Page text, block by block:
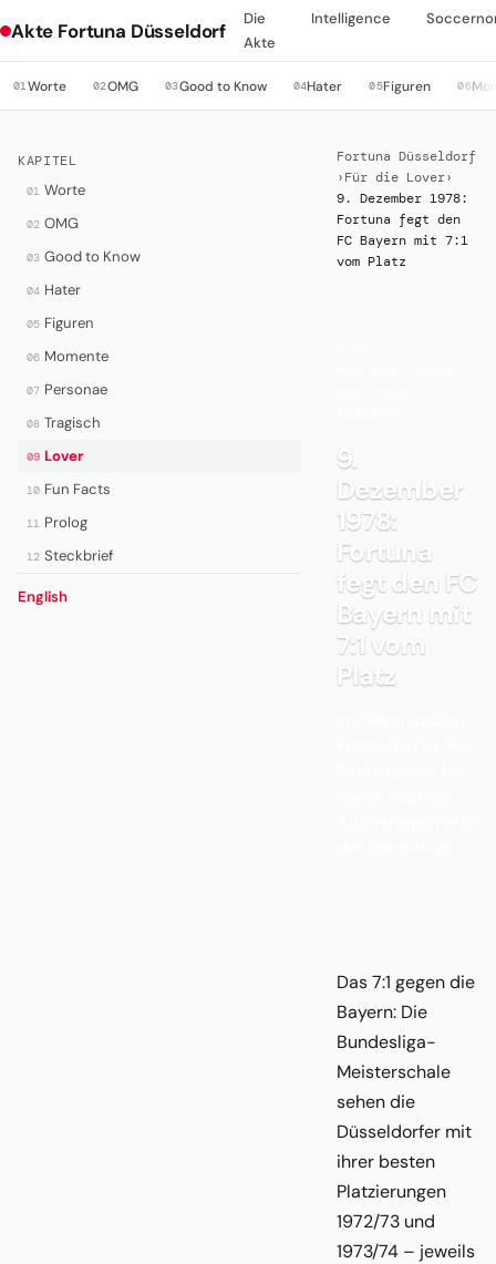
Akte Fortuna Düsseldorf
Die
Akte
Intelligence
01Worte 02OMG 03Good to Know 04Hater 05Figuren 06
KAPITEL
01 Worte
02 OMG
03 Good to Know
04 Hater
05 Figuren
06 Momente
07 Personae
08 Tragisch
09 Lover
10 Fun Facts
11 Prolog
12 Steckbrief
English
Fortuna Düsseldorf
› Für die Lover›
9. Dezember 1978:
Fortuna fegt den
FC Bayern mit 7:1
vom Platz
9.
Dezember
1978:
Fortuna
fegt den FC
Bayern mit
7:1 vom
Platz
Das 7:1 gegen die
Bayern: Die
Bundesliga-
Meisterschale
sehen die
Düsseldorfer mit
ihrer besten
Platzierungen
1972/73 und
1973/74 – jeweils